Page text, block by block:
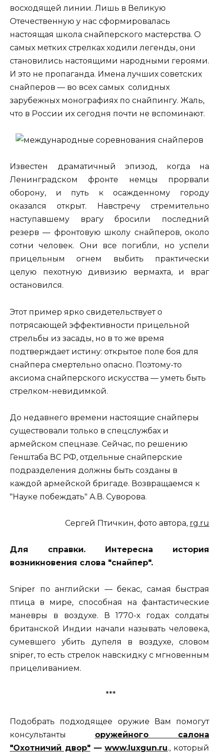
восходящей линии. Лишь в Великую
Отечественную у нас сформировалась
настоящая школа снайперского мастерства. О
самых метких стрелках ходили легенды, они
становились настоящими народными героями.
И это не пропаганда. Имена лучших советских
снайперов — во всех самых солидных
зарубежных монографиях по снайпингу. Жаль,
что в России их сегодня почти не вспоминают.
Известен драматичный эпизод, когда на
Ленинградском фронте немцы прорвали
оборону, и путь к осажденному городу
оказался открыт. Навстречу стремительно
наступавшему врагу бросили последний
резерв — фронтовую школу снайперов, около
сотни человек. Они все погибли, но успели
прицельным огнем выбить практически
целую пехотную дивизию вермахта, и враг
остановился.
Этот пример ярко свидетельствует о
потрясающей эффективности прицельной
стрельбы из засады, но в то же время
подтверждает истину: открытое поле боя для
снайпера смертельно опасно. Поэтому-то
аксиома снайперского искусства — уметь быть
стрелком-невидимкой.
До недавнего времени настоящие снайперы
существовали только в спецслужбах и
армейском спецназе. Сейчас, по решению
Генштаба ВС РФ, отдельные снайперские
подразделения должны быть созданы в
каждой армейской бригаде. Возвращаемся к
"Науке побеждать" А.В. Суворова.
Сергей Птичкин, фото автора, rg.ru
Для справки. Интересна история
возникновения слова "снайпер".
Sniper по английски — бекас, самая быстрая
птица в мире, способная на фантастические
маневры в воздухе. В 1770-х годах солдаты
британской Индии начали называть человека,
сумевшего убить дупеля в воздухе, словом
sniper, то есть стрелок навскидку с мгновенным
прицеливанием.
***
Подобрать подходящее оружие Вам помогут
консультанты оружейного салона
"Охотничий двор"—www.luxgun.ru., который